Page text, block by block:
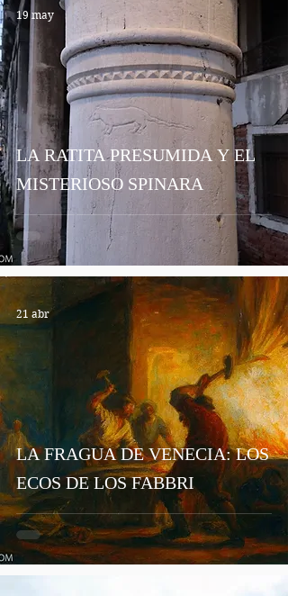
LA RATITA PRESUMIDA Y EL
MISTERIOSO SPINARA
19 may
LA FRAGUA DE VENECIA: LOS
ECOS DE LOS FABBRI
21 abr